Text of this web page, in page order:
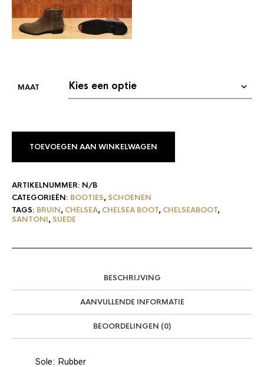
TOEVOEGEN AAN WINKELWAGEN
ARTIKELNUMMER: N/B
CATEGORIEËN: BOOTIES, SCHOENEN
TAGS: BRUIN, CHELSEA, CHELSEA BOOT, CHELSEABOOT,
SANTONI, SUEDE
BESCHRIJVING
AANVULLENDE INFORMATIE
BEOORDELINGEN (0)
Sole: Rubber